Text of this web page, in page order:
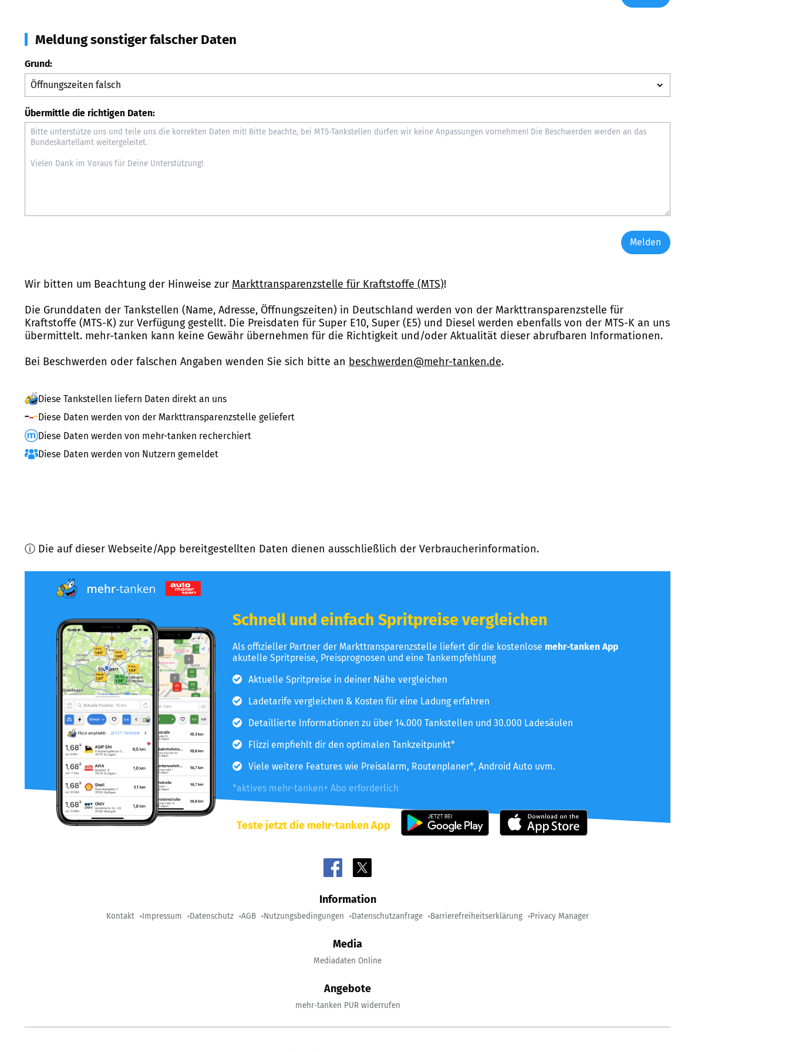
Meldung sonstiger falscher Daten
Grund:
Übermittle die richtigen Daten:
Melden
Wir bitten um Beachtung der Hinweise zur Markttransparenzstelle für Kraftstoffe (MTS)!
Die Grunddaten der Tankstellen (Name, Adresse, Öffnungszeiten) in Deutschland werden von der Markttransparenzstelle für
Kraftstoffe (MTS-K) zur Verfügung gestellt. Die Preisdaten für Super E10, Super (E5) und Diesel werden ebenfalls von der MTS-K an uns
übermittelt. mehr-tanken kann keine Gewähr übernehmen für die Richtigkeit und/oder Aktualität dieser abrufbaren Informationen.
Bei Beschwerden oder falschen Angaben wenden Sie sich bitte an beschwerden@mehr-tanken.de.
Diese Tankstellen liefern Daten direkt an uns
Diese Daten werden von der Markttransparenzstelle geliefert
Diese Daten werden von mehr-tanken recherchiert
Diese Daten werden von Nutzern gemeldet
ⓘ Die auf dieser Webseite/App bereitgestellten Daten dienen ausschließlich der Verbraucherinformation.
Schnell und einfach Spritpreise vergleichen
Als offizieller Partner der Markttransparenzstelle liefert dir die kostenlose mehr-tanken App
akutelle Spritpreise, Preisprognosen und eine Tankempfehlung
Aktuelle Spritpreise in deiner Nähe vergleichen
Ladetarife vergleichen & Kosten für eine Ladung erfahren
Detaillierte Informationen zu über 14.000 Tankstellen und 30.000 Ladesäulen
Flizzi empfiehlt dir den optimalen Tankzeitpunkt*
Viele weitere Features wie Preisalarm, Routenplaner*, Android Auto uvm.
*aktives mehr-tanken+ Abo erforderlich
Teste jetzt die mehr-tanken App
Information
Kontakt Impressum Datenschutz AGB Nutzungsbedingungen Datenschutzanfrage Barrierefreiheitserklärung Privacy Manager
Media
Mediadaten Online
Angebote
mehr-tanken PUR widerrufen